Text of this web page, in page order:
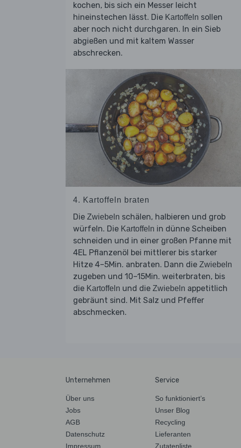
kochen, bis sich ein Messer leicht
hineinstechen lässt. Die Kartoffeln sollen
aber noch nicht durchgaren. In ein Sieb
abgießen und mit kaltem Wasser
abschrecken.
4. Kartoffeln braten
Die Zwiebeln schälen, halbieren und grob
würfeln. Die Kartoffeln in dünne Scheiben
schneiden und in einer großen Pfanne mit
4EL Pflanzenöl bei mittlerer bis starker
Hitze 4–5Min. anbraten. Dann die Zwiebeln
zugeben und 10–15Min. weiterbraten, bis
die Kartoffeln und die Zwiebeln appetitlich
gebräunt sind. Mit Salz und Pfeffer
abschmecken.
Unternehmen
Über uns
Jobs
AGB
Datenschutz
Impressum
Service
So funktioniert’s
Unser Blog
Recycling
Lieferanten
Zutatenliste